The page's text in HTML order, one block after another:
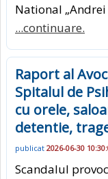
National
...continuare.
Raport al
Spitalul de
cu orele,
detentie,
publicat 2026-06-30
Scandalul